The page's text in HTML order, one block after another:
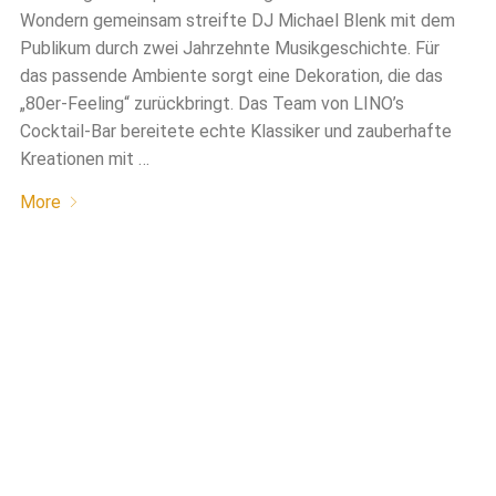
Wondern gemeinsam streifte DJ Michael Blenk mit dem
Publikum durch zwei Jahrzehnte Musikgeschichte. Für
das passende Ambiente sorgt eine Dekoration, die das
„80er-Feeling“ zurückbringt. Das Team von LINO’s
Cocktail-Bar bereitete echte Klassiker und zauberhafte
Kreationen mit …
More